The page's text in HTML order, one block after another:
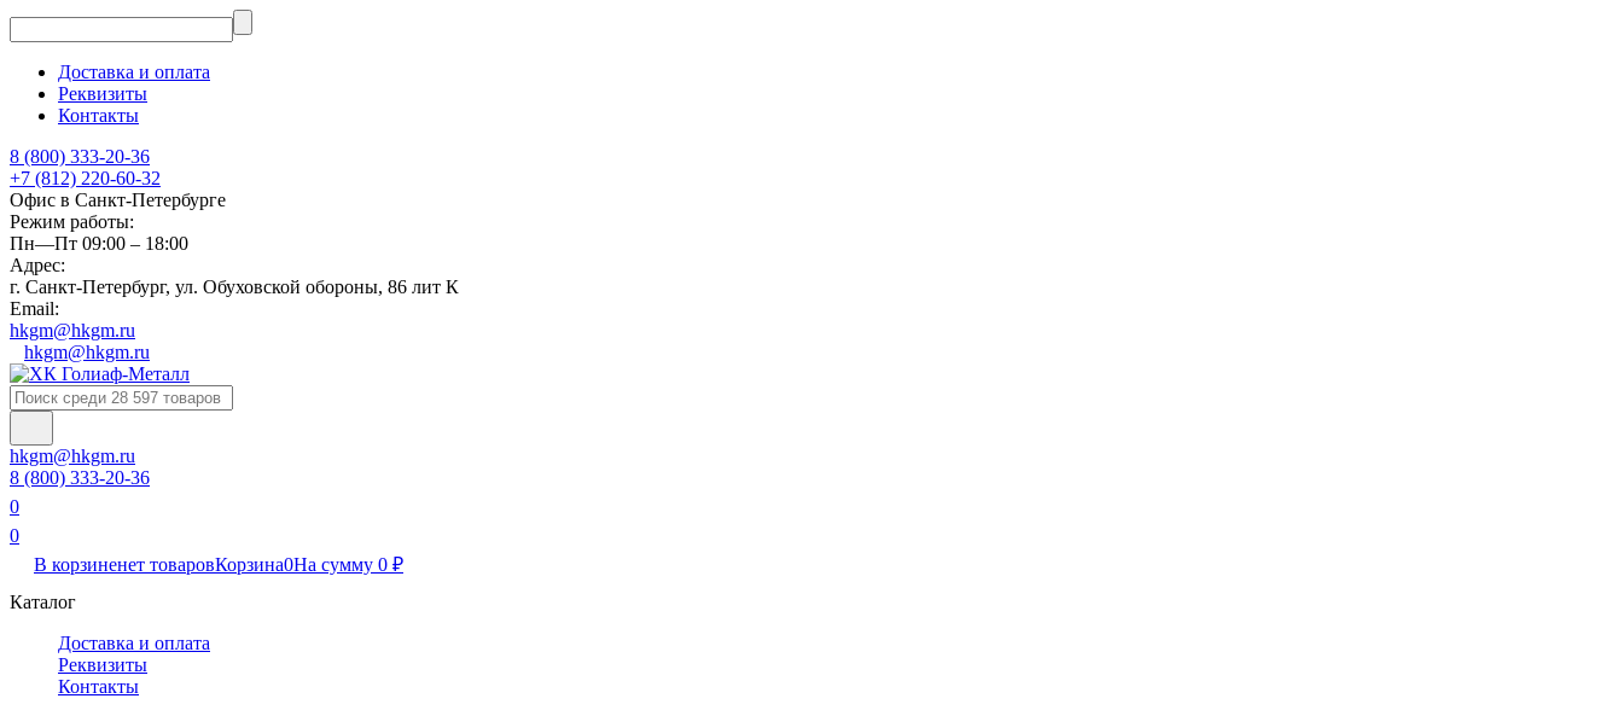
Доставка и оплата
Реквизиты
Контакты
8 (800) 333-20-36
+7 (812) 220-60-32
Офис в Санкт-Петербурге
Режим работы:
Пн—Пт 09:00 – 18:00
Адрес:
г. Санкт-Петербург, ул. Обуховской обороны, 86 лит К
Email:
hkgm@hkgm.ru
hkgm@hkgm.ru
hkgm@hkgm.ru
8 (800) 333-20-36
0
0
В корзиненет товаровКорзина0На сумму 0 ₽
Каталог
Доставка и оплата
Реквизиты
Контакты